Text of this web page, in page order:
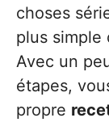
choses
plus simple
Avec un
étapes,
propre